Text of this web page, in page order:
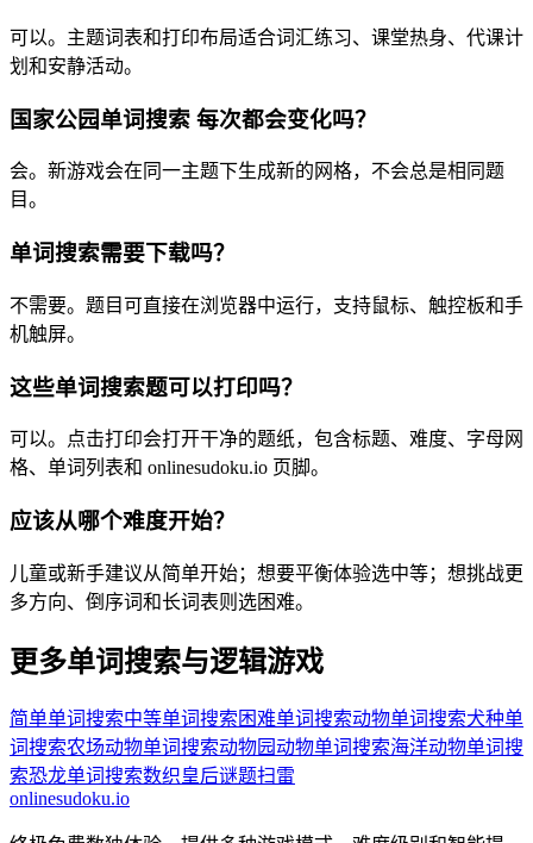
可以。主题词表和打印布局适合词汇练习、课堂热身、代课计
划和安静活动。
国家公园单词搜索 每次都会变化吗？
会。新游戏会在同一主题下生成新的网格，不会总是相同题
目。
单词搜索需要下载吗？
不需要。题目可直接在浏览器中运行，支持鼠标、触控板和手
机触屏。
这些单词搜索题可以打印吗？
可以。点击打印会打开干净的题纸，包含标题、难度、字母网
格、单词列表和 onlinesudoku.io 页脚。
应该从哪个难度开始？
儿童或新手建议从简单开始；想要平衡体验选中等；想挑战更
多方向、倒序词和长词表则选困难。
更多单词搜索与逻辑游戏
简单单词搜索中等单词搜索 困难单词搜索动物单词搜索犬种单
词搜索农场动物单词搜索动物园动物单词搜索海洋动物单词搜
索恐龙单词搜索数织皇后谜题扫雷
onlinesudoku.io